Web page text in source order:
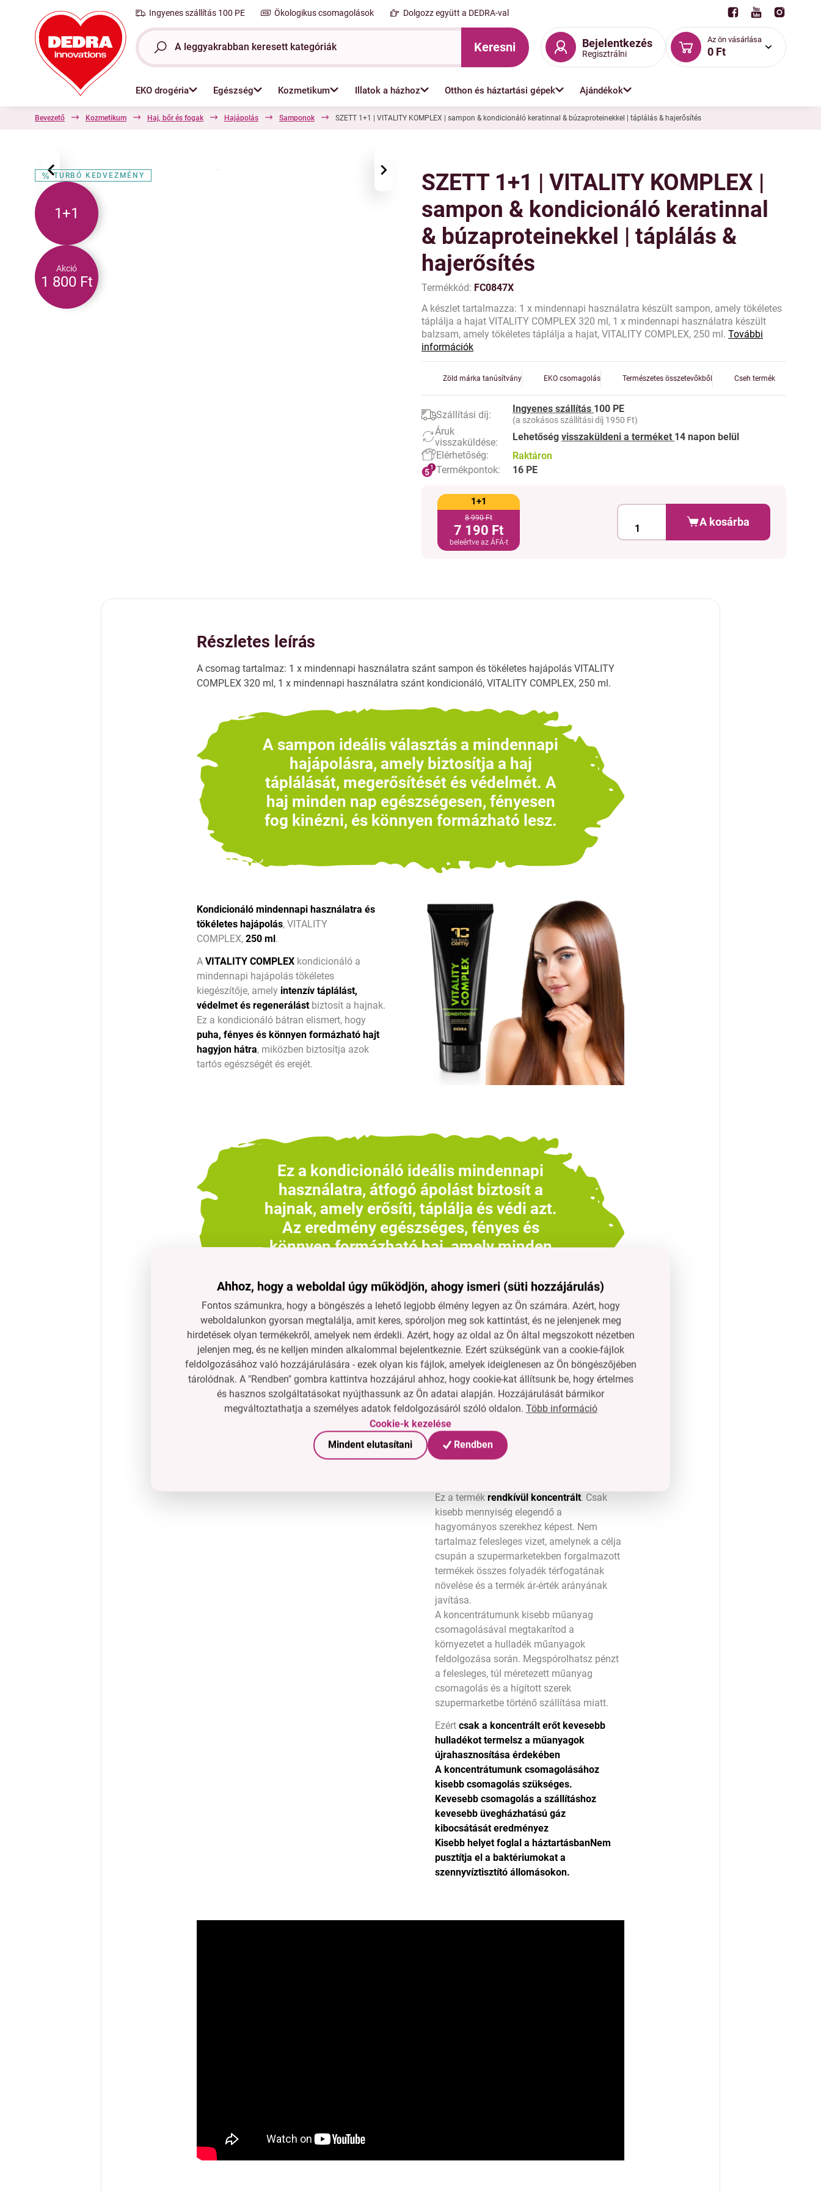
Ingyenes szállítás 100 PE Ökologikus csomagolások Dolgozz együtt a DEDRA-val
Keresni Bejelentkezés
Regisztrálni
Az ön vásárlása
0 Ft
EKO drogéria Egészség Kozmetikum Illatok a házhoz Otthon és háztartási gépek Ajándékok
Bevezető Kozmetikum Haj, bőr és fogak Hajápolás Samponok SZETT 1+1 | VITALITY KOMPLEX | sampon & kondicionáló keratinnal & búzaproteinekkel | táplálás & hajerősítés
TURBÓ KEDVEZMÉNY
1+1
Akció
1 800 Ft
‹ ›
SZETT 1+1 | VITALITY KOMPLEX |
sampon & kondicionáló keratinnal
& búzaproteinekkel | táplálás &
hajerősítés
Termékkód: FC0847X
A készlet tartalmazza: 1 x mindennapi használatra készült sampon, amely tökéletes
táplálja a hajat VITALITY COMPLEX 320 ml, 1 x mindennapi használatra készült
balzsam, amely tökéletes táplálja a hajat, VITALITY COMPLEX, 250 ml.További
információk
Zöld márka tanúsítvány EKO csomagolás Természetes összetevőkből Cseh termék
Szállítási díj: Ingyenes szállítás 100 PE
(a szokásos szállítási díj 1950 Ft)
Áruk
visszaküldése:
Lehetőségvisszaküldeni a terméket 14 napon belül
Elérhetőség:
Raktáron
Termékpontok:
16 PE
1+1
8 990 Ft
7 190 Ft
beleértve az ÁFÁ-t
A kosárba
Részletes leírás
A csomag tartalmaz: 1 x mindennapi használatra szánt sampon és tökéletes hajápolás VITALITY
COMPLEX 320 ml, 1 x mindennapi használatra szánt kondicionáló, VITALITY COMPLEX, 250 ml.
A sampon ideális választás a mindennapi
hajápolásra, amely biztosítja a haj
táplálását, megerősítését és védelmét. A
haj minden nap egészségesen, fényesen
fog kinézni, és könnyen formázható lesz.
Kondicionáló mindennapi használatra és
tökéletes hajápolás, VITALITY
COMPLEX,250 ml.
AVITALITY COMPLEX kondicionáló a
mindennapi hajápolás tökéletes
kiegészítője, amely intenzív táplálást,
védelmet és regenerálástbiztosít a hajnak.
Ez a kondicionáló bátran elismert, hogy
puha, fényes és könnyen formázható hajt
hagyjon hátra, miközben biztosítja azok
tartós egészségét és erejét.
Ez a kondicionáló ideális mindennapi
használatra, átfogó ápolást biztosít a
hajnak, amely erősíti, táplálja és védi azt.
Az eredmény egészséges, fényes és
könnyen formázható haj, amely minden
FLAKONGoEco AZ100%
ÚJRAHASZNOSÍTOTT (szelektíven
gyűjtött és mosott műanyag).
A flakon 100% -át olyan műanyagok
alkotják, amelyeket az emberek
szelektíven gyűjtöttek és adtak le a
hulladékgyűjtőbe.
Ez a termékrendkívül koncentrált. Csak
kisebb mennyiség elegendő a
hagyományos szerekhez képest. Nem
tartalmaz felesleges vizet, amelynek a célja
csupán a szupermarketekben forgalmazott
termékek összes folyadék térfogatának
növelése és a termék ár-érték arányának
javítása.
A koncentrátumunk kisebb műanyag
csomagolásával megtakarítod a
környezetet a hulladék műanyagok
feldolgozása során. Megspórolhatsz pénzt
a felesleges, túl méretezett műanyag
csomagolás és a hígított szerek
szupermarketbe történő szállítása miatt.
Ezértcsak a koncentrált erőt kevesebb
hulladékottermelsz a műanyagok
újrahasznosítása érdekében
A koncentrátumunk csomagolásához
kisebb csomagolás szükséges.
Kevesebb csomagolás a szállításhoz
kevesebb üvegházhatású gáz
kibocsátását eredményez
Kisebb helyet foglal a háztartásbanNem
pusztítja el a baktériumokata
szennyvíztisztító állomásokon.
Ahhoz, hogy a weboldal úgy működjön, ahogy ismeri (süti hozzájárulás)
Fontos számunkra, hogy a böngészés a lehető legjobb élmény legyen az Ön számára. Azért, hogy
weboldalunkon gyorsan megtalálja, amit keres, spóroljon meg sok kattintást, és ne jelenjenek meg
hirdetések olyan termékekről, amelyek nem érdekli. Azért, hogy az oldal az Ön által megszokott nézetben
jelenjen meg, és ne kelljen minden alkalommal bejelentkeznie. Ezért szükségünk van a cookie-fájlok
feldolgozásához való hozzájárulására - ezek olyan kis fájlok, amelyek ideiglenesen az Ön böngészőjében
tárolódnak. A "Rendben" gombra kattintva hozzájárul ahhoz, hogy cookie-kat állítsunk be, hogy értelmes
és hasznos szolgáltatásokat nyújthassunk az Ön adatai alapján. Hozzájárulását bármikor
megváltoztathatja a személyes adatok feldolgozásáról szóló oldalon. Több információ
Cookie-k kezelése
Mindent elutasítani Rendben